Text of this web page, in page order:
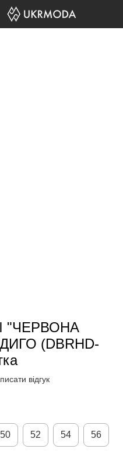
"ЧЕРВОНА
(DBRHD-
відгук
50 52 54 56